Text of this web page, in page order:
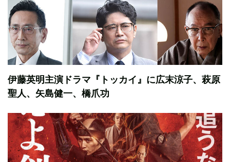
伊藤英明主演ドラマ『トッカイ』に広末涼子、萩原
聖人、矢島健一、橋爪功